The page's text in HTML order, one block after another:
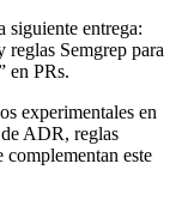
siguiente entrega:
Semgrep para
en PRs.
experimentales en
ADR, reglas
complementan este